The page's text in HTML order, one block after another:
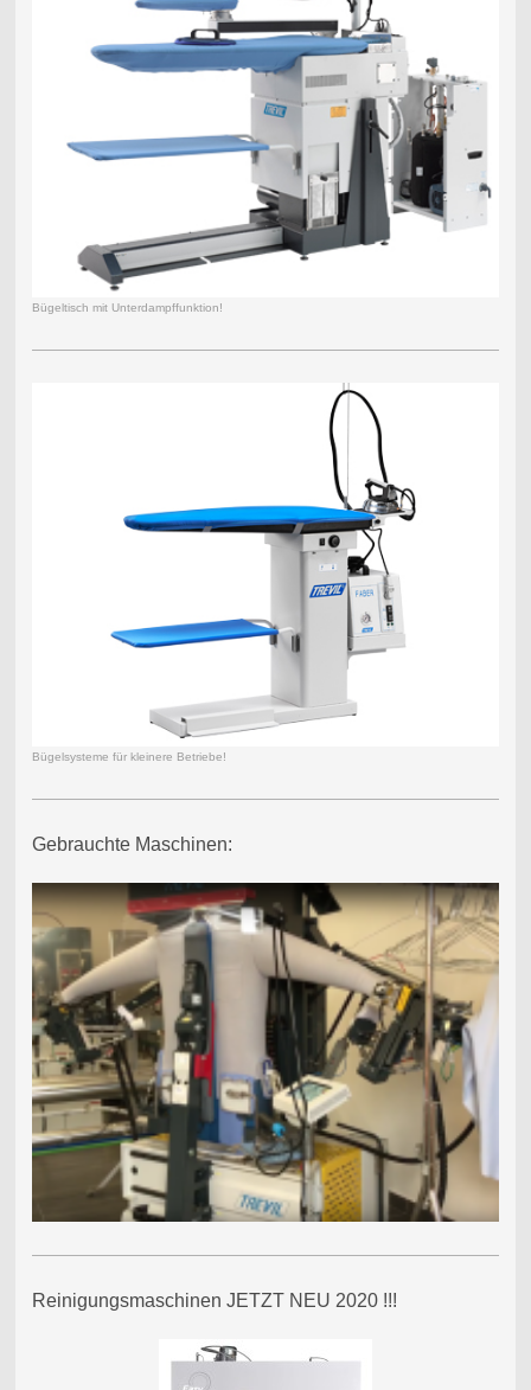
Bügeltisch mit Unterdampffunktion!
Bügelsysteme für kleinere Betriebe!
Gebrauchte Maschinen:
Reinigungsmaschinen JETZT NEU 2020 !!!